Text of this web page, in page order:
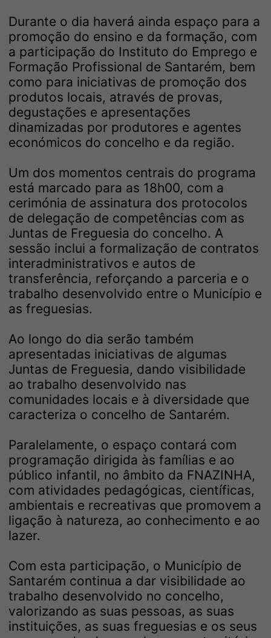
Durante o dia haverá ainda espaço para a
promoção do ensino e da formação, com
a participação do Instituto do Emprego e
Formação Profissional de Santarém, bem
como para iniciativas de promoção dos
produtos locais, através de provas,
degustações e apresentações
dinamizadas por produtores e agentes
económicos do concelho e da região.
Um dos momentos centrais do programa
está marcado para as 18h00, com a
cerimónia de assinatura dos protocolos
de delegação de competências com as
Juntas de Freguesia do concelho. A
sessão inclui a formalização de contratos
interadministrativos e autos de
transferência, reforçando a parceria e o
trabalho desenvolvido entre o Município e
as freguesias.
Ao longo do dia serão também
apresentadas iniciativas de algumas
Juntas de Freguesia, dando visibilidade
ao trabalho desenvolvido nas
comunidades locais e à diversidade que
caracteriza o concelho de Santarém.
Paralelamente, o espaço contará com
programação dirigida às famílias e ao
público infantil, no âmbito da FNAZINHA,
com atividades pedagógicas, científicas,
ambientais e recreativas que promovem a
ligação à natureza, ao conhecimento e ao
lazer.
Com esta participação, o Município de
Santarém continua a dar visibilidade ao
trabalho desenvolvido no concelho,
valorizando as suas pessoas, as suas
instituições, as suas freguesias e os seus